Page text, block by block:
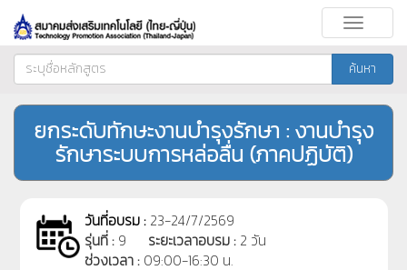
Toggle
ค้นหา
ยกระดับทักษะงานบำรุงรักษา : งานบำรุง
รักษาระบบการหล่อลื่น (ภาคปฏิบัติ)
วันที่อบรม : 23-24/7/2569
รุ่นที่ : 9 ระยะเวลาอบรม : 2 วัน
ช่วงเวลา : 09:00-16:30 น.